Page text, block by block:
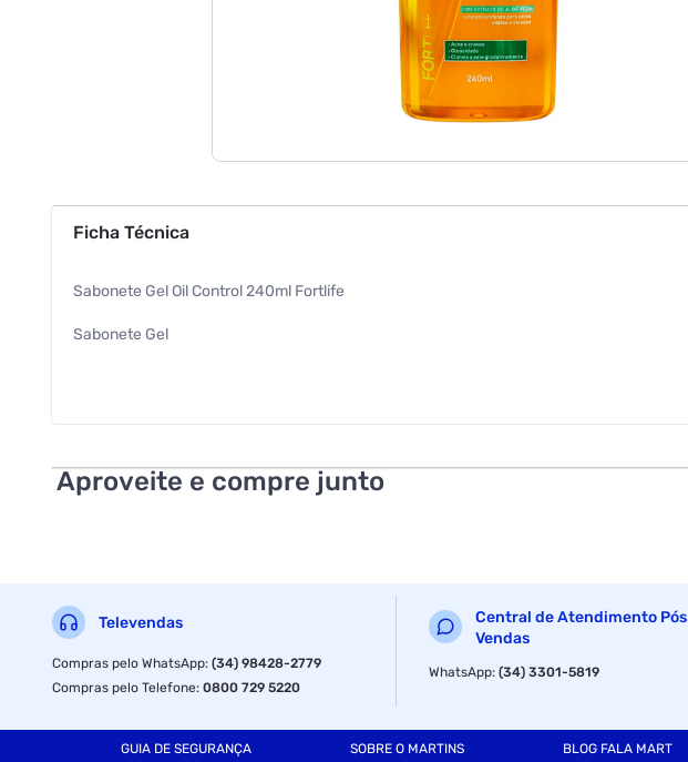
Ficha Técnica
Sabonete Gel Oil Control 240ml Fortlife
Sabonete Gel
Aproveite e compre junto
Televendas
Compras pelo WhatsApp:(34) 98428-2779
Compras pelo Telefone:0800 729 5220
Central de Atendimento Pós
Vendas
WhatsApp:(34) 3301-5819
GUIA DE SEGURANÇA SOBRE O MARTINS BLOG FALA MART